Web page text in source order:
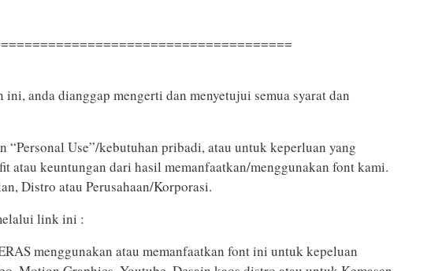
anda dianggap mengerti dan menyetujui semua syarat dan
Use”/kebutuhan pribadi, atau untuk keperluan yang
atau keuntungan dari hasil memanfaatkan/menggunakan font kami.
Distro atau Perusahaan/Korporasi.
link ini :
menggunakan atau memanfaatkan font ini untuk kepeluan